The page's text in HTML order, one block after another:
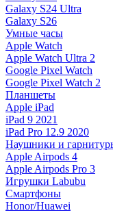
Galaxy S24 Ultra
Galaxy S26
Умные часы
Apple Watch
Apple Watch Ultra 2
Google Pixel Watch
Google Pixel Watch 2
Планшеты
Apple iPad
iPad 9 2021
iPad Pro 12.9 2020
Наушники и
Apple Airpods 4
Apple Airpods Pro 3
Игрушки Labubu
Смартфоны
Honor/Huawei